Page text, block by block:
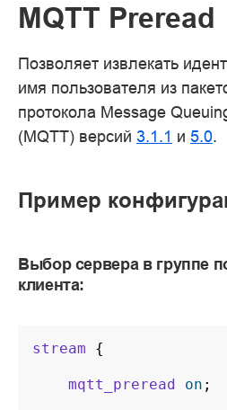
MQTT Preread
Позволяет извлекать
имя пользователя из
протокола Message
(MQTT) версий 3.1.1 и 5.0.
Пример
Выбор сервера в группе
клиента:
stream {
mqtt_preread on ;